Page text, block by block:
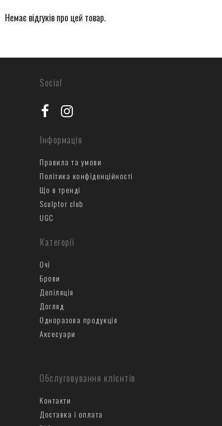
Немає відгуків про цей товар.
Категорії
Очі
Брови
Депіляція
Догляд
Одноразова продукція
Аксесуари
Обслуговування клієнтів
Контакти
Доставка і оплата
Інформація
Правила та умови
Політика конфіденційності
Що в тренді
Sculptor club
UGC
Social